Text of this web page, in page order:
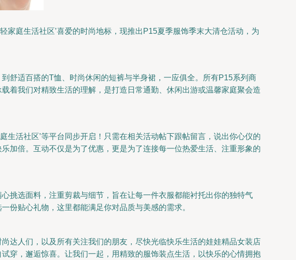
家庭生活社区’喜爱的时尚地标，现推出P15夏季服饰季末大清仓活动，为
舒适百搭的T恤、时尚休闲的短裤与半身裙，一应俱全。所有P15系列商
着我们对精致生活的理解，是打造日常通勤、休闲出游或温馨家庭聚会造
生活社区’等平台同步开启！只需在相关活动帖下跟帖留言，说出你心仪的
加倍。互动不仅是为了优惠，更是为了连接每一位热爱生活、注重形象的
挑选面料，注重剪裁与细节，旨在让每一件衣服都能衬托出你的独特气
份贴心礼物，这里都能满足你对品质与美感的需求。
达人们，以及所有关注我们的朋友，尽快光临快乐生活的娃娃精品女装店
穿，邂逅惊喜。让我们一起，用精致的服饰装点生活，以快乐的心情拥抱